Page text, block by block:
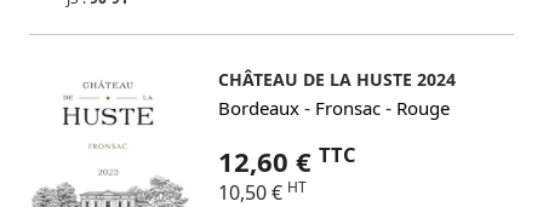
CHÂTEAU DE LA HUSTE 2024
Bordeaux - Fronsac - Rouge
12,60 € TTC
10,50 € HT